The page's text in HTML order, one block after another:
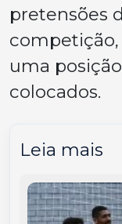
pretensões
uma
colocados.
Leia mais